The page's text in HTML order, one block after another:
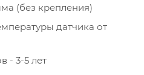
(без крепления)
датчика от
- 3-5 лет